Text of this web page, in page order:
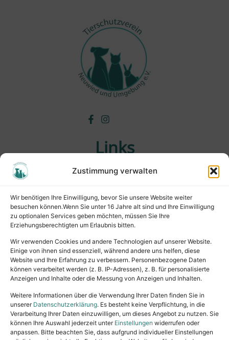
Zustimmung verwalten
Wir benötigen Ihre Einwilligung, bevor Sie unsere Website weiter
besuchen können.Wenn Sie unter 16 Jahre alt sind und Ihre Einwilligung
zu optionalen Services geben möchten, müssen Sie Ihre
Erziehungsberechtigten um Erlaubnis bitten.
Wir verwenden Cookies und andere Technologien auf unserer Website.
Einige von ihnen sind essenziell, während andere uns helfen, diese
Website und Ihre Erfahrung zu verbessern. Personenbezogene Daten
können verarbeitet werden (z. B. IP-Adressen), z. B. für personalisierte
Anzeigen und Inhalte oder die Messung von Anzeigen und Inhalten.
Weitere Informationen über die Verwendung Ihrer Daten finden Sie in
unserer Datenschutzerklärung. Es besteht keine Verpflichtung, in die
Verarbeitung Ihrer Daten einzuwilligen, um dieses Angebot zu nutzen. Sie
können Ihre Auswahl jederzeit unter Einstellungen widerrufen oder
anpassen. Bitte beachten Sie, dass aufgrund individueller Einstellungen
Links
Wichtiges
Tiervermittlung
Tierpension
Rechtliches
Impressum
Datenschutz
Satzung
Vermittlung & Gebühren